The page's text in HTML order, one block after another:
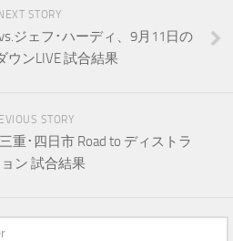
STORY
ジェフ･ハーディ、9月11日の
ウンLIVE 試合結果
STORY
重･四日市 Road to ディストラ
ン 試合結果